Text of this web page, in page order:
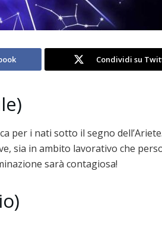
Condividi su
per i nati sotto il segno
sia in ambito lavorativo che
sarà contagiosa!